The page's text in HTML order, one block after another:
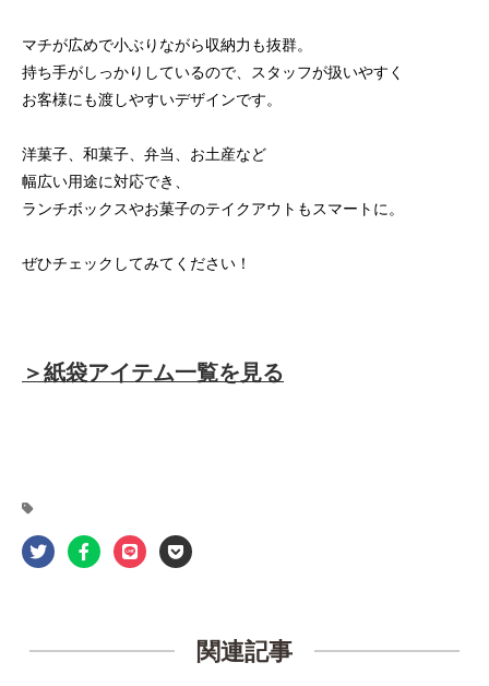
マチが広めで小ぶりながら収納力も抜群。
持ち手がしっかりしているので、スタッフが扱いやすく
お客様にも渡しやすいデザインです。
洋菓子、和菓子、弁当、お土産など
幅広い用途に対応でき、
ランチボックスやお菓子のテイクアウトもスマートに。
ぜひチェックしてみてください！
＞紙袋アイテム一覧を見る
関連記事